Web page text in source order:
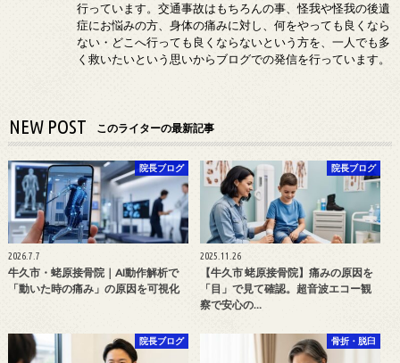
行っています。交通事故はもちろんの事、怪我や怪我の後遺
症にお悩みの方、身体の痛みに対し、何をやっても良くなら
ない・どこへ行っても良くならないという方を、一人でも多
く救いたいという思いからブログでの発信を行っています。
NEW POST このライターの最新記事
院長ブログ
2026.7.7
牛久市・蛯原接骨院｜AI動作解析で
「動いた時の痛み」の原因を可視化
院長ブログ
2025.11.26
【牛久市 蛯原接骨院】痛みの原因を
「目」で見て確認。超音波エコー観
察で安心の…
院長ブログ 骨折・脱臼